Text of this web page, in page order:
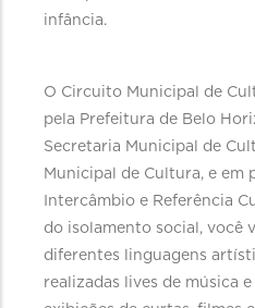
infância.
O Circuito Municipal de
pela Prefeitura de Belo
Secretaria Municipal de
Municipal de Cultura, e em
Intercâmbio e Referência
do isolamento social, você
diferentes linguagens
realizadas lives de música